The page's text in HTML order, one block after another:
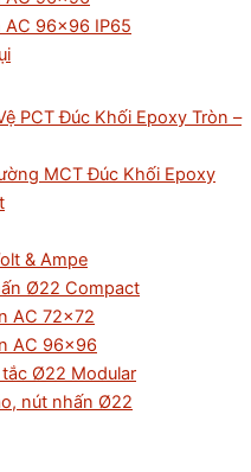
96×96 IP65
PCT Đúc Khối Epoxy Tròn –
MCT Đúc Khối Epoxy
& Ampe
Ø22 Compact
AC 72×72
AC 96×96
Ø22 Modular
nút nhấn Ø22